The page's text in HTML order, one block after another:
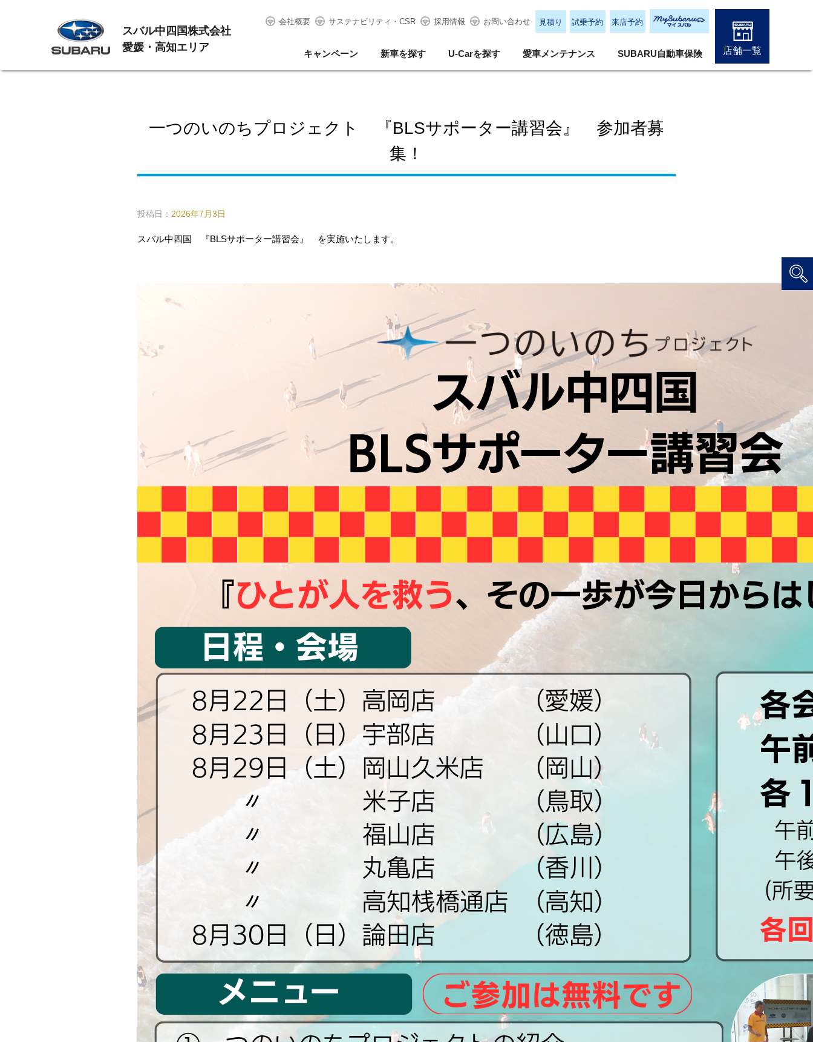
スバル中四国株式会社
愛媛・高知エリア
会社概要 サステナビリティ・CSR 採用情報 お問い合わせ 見積り 試乗予約 来店予約
キャンペーン 新車を探す U-Carを探す 愛車メンテナンス SUBARU自動車保険 店舗一覧
一つのいのちプロジェクト 『BLSサポーター講習会』 参加者募
集！
投稿日： 2026年7月3日
スバル中四国 『BLSサポーター講習会』 を実施いたします。